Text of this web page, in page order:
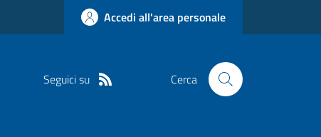
Accedi all'area personale
Seguici su Cerca